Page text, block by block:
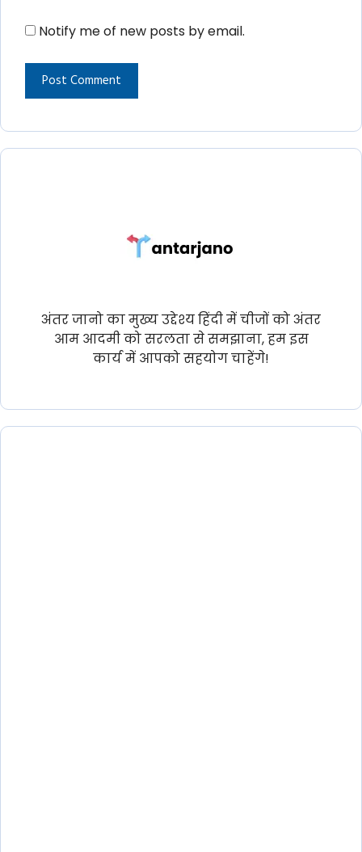
Notify me of new posts by email.
अंतर जानो का मुख्य उद्देश्य हिंदी में चीजों को अंतर
आम आदमी को सरलता से समझाना, हम इस
कार्य में आपको सहयोग चाहेंगे!